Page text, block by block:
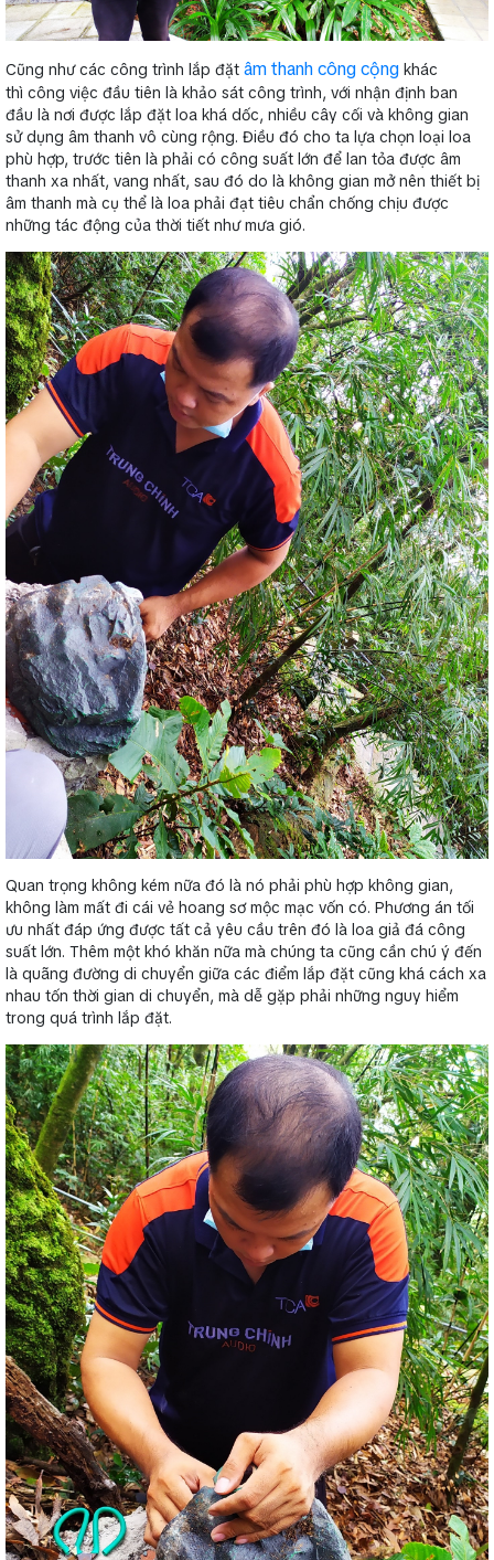
Cũng như các công trình lắp đặt âm thanh công cộng khác
thì công việc đầu tiên là khảo sát công trình, với nhận định ban
đầu là nơi được lắp đặt loa khá dốc, nhiều cây cối và không gian
sử dụng âm thanh vô cùng rộng. Điều đó cho ta lựa chọn loại loa
phù hợp, trước tiên là phải có công suất lớn để lan tỏa được âm
thanh xa nhất, vang nhất, sau đó do là không gian mở nên thiết bị
âm thanh mà cụ thể là loa phải đạt tiêu chẩn chống chịu được
những tác động của thời tiết như mưa gió.
Quan trọng không kém nữa đó là nó phải phù hợp không gian,
không làm mất đi cái vẻ hoang sơ mộc mạc vốn có. Phương án tối
ưu nhất đáp ứng được tất cả yêu cầu trên đó là loa giả đá công
suất lớn. Thêm một khó khăn nữa mà chúng ta cũng cần chú ý đến
là quãng đường di chuyển giữa các điểm lắp đặt cũng khá cách xa
nhau tốn thời gian di chuyển, mà dễ gặp phải những nguy hiểm
trong quá trình lắp đặt.